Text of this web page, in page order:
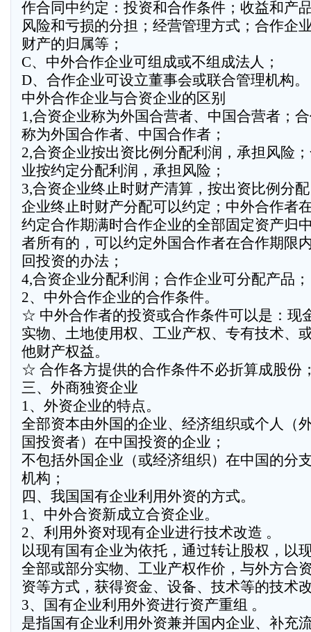
作合同中约定：投资和合作条件；收益和产
风险和亏损的分担；经营管理方式；合作企
财产的归属等；
C、中外合作企业可组成或不组成法人；
D、合作企业可设立董事会或联合管理机构。
中外合作企业与合资企业的区别
1,合资企业称为外国合营者、中国合营者；
称为外国合作者、中国合作者；
2,合资企业按出资比例分配利润，承担风险
业按约定分配利润，承担风险；
3,合资企业终止时财产清算，按出资比例分
企业终止时财产分配可以约定；中外合作者
约定合作期满时合作企业的全部固定资产归
者所有的，可以约定外国合作者在合作期限
回投资的办法；
4,合资企业分配利润；合作企业可分配产品；
2、中外合作企业的合作条件。
☆ 中外合作者的投资或合作条件可以是：现
实物、土地使用权、工业产权、专有技术、
他财产权益。
☆ 合作各方提供的合作条件不必折算成股份
三、外商独资企业
1、外资企业的特点。
全部资本由外国的企业、经济组织或个人（
国投资者）在中国投资的企业；
不包括外国企业（或经济组织）在中国的分
机构；
四、我国国有企业利用外资的方式。
1、中外合资新成立合资企业。
2、利用外资对现有企业进行技术改造 。
以现有国有企业为依托，通过转让股权，以
全部或部分实物、工业产权作价，与外方合
资等方式，获得资金、设备、技术等的技术
3、国有企业利用外资进行资产重组 。
是指国有企业利用外资兼并国内企业、补充